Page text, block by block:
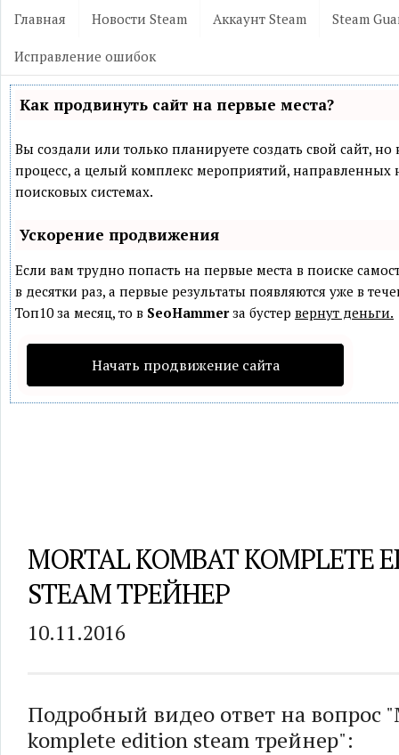
Главная Новости Steam Аккаунт Steam Steam
Исправление ошибок
Как продвинуть сайт на первые места?
Вы создали или только планируете создать свой сайт,
процесс, а целый комплекс мероприятий,
поисковых системах.
Ускорение продвижения
Если вам трудно попасть на первые места в поиске
в десятки раз, а первые результаты появляются уже в
Топ10 за месяц, то в SeoHammerза бустер вернут деньги.
Начать продвижение сайта
MORTAL KOMBAT KOMPLETE
STEAM ТРЕЙНЕР
10.11.2016
Подробный видео ответ на вопрос
komplete edition steam трейнер":